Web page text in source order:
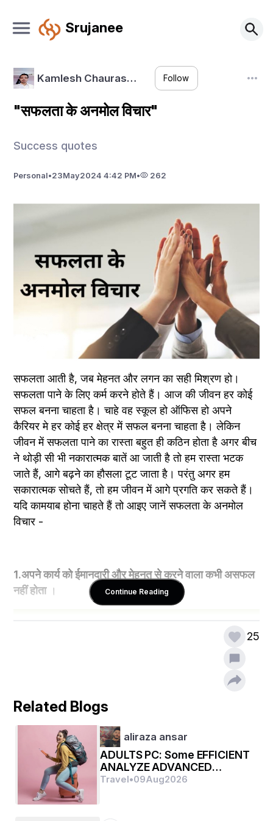
Srujanee
Kamlesh Chauras… Follow
"सफलता के अनमोल विचार"
Success quotes
Personal•23May2024 4:42 PM• 262
सफलता आती है, जब मेहनत और लगन का सही मिश्रण हो।
सफलता पाने के लिए कर्म करने होते हैं। आज की जीवन हर कोई
सफल बनना चाहता है। चाहे वह स्कूल हो ऑफिस हो अपने
कैरियर मे हर कोई हर क्षेत्र में सफल बनना चाहता है। लेकिन
जीवन में सफलता पाने का रास्ता बहुत ही कठिन होता है अगर बीच
ने थोड़ी सी भी नकारात्मक बातें आ जाती है तो हम रास्ता भटक
जाते हैं, आगे बढ़ने का हौसला टूट जाता है। परंतु अगर हम
सकारात्मक सोचते हैं, तो हम जीवन में आगे प्रगति कर सकते हैं।
यदि कामयाब होना चाहते हैं तो आइए जानें सफलता के अनमोल
विचार -
1.अपने कार्य को ईमानदारी और मेहनत से करने वाला कभी असफल
नहीं होता । Continue Reading
25
Related Blogs
aliraza ansar
ADULTS PC: Some EFFICIENT
ANALYZE ADVANCED
PERSONAL COMPUTERS
Travel•09Aug2026